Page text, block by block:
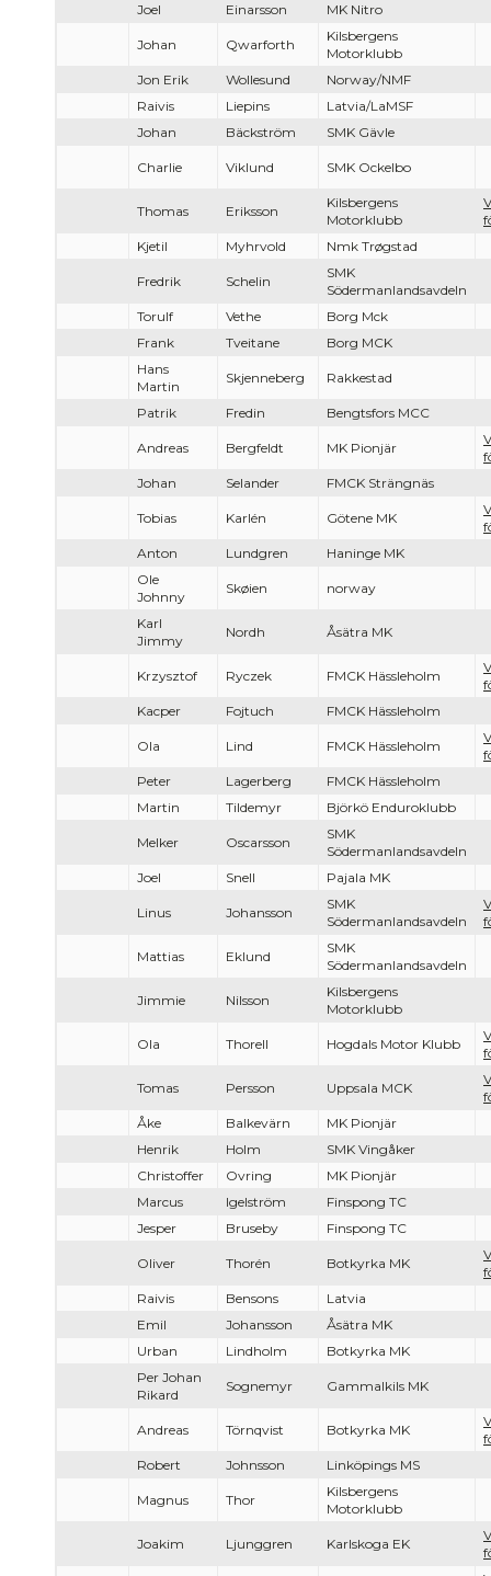
Joel Einarsson MK Nitro
Johan Qwarforth
Kilsbergens
Motorklubb
Jon Erik
Wollesund
Norway/NMF
Raivis
Liepins
Latvia/LaMSF
Johan
Bäckström SMK Gävle
Charlie Viklund SMK Ockelbo
Thomas Eriksson
Kilsbergens
Motorklubb
Kjetil
Myhrvold Nmk Trøgstad
Fredrik Schelin
SMK
Södermanlandsavdeln
Torulf
Vethe
Borg Mck
Frank
Tveitane
Borg MCK
Hans
Martin
Skjenneberg Rakkestad
Patrik Fredin Bengtsfors MCC
Andreas Bergfeldt MK Pionjär
Johan
Selander FMCK Strängnäs
Tobias Karlén Götene MK
Anton
Lundgren
Haninge MK
Ole
Johnny
Skøien norway
Karl
Jimmy
Nordh Åsätra MK
Krzysztof Ryczek FMCK Hässleholm
Kacper
Fojtuch FMCK Hässleholm
Ola Lind FMCK Hässleholm
Peter
Lagerberg
FMCK Hässleholm
Martin
Tildemyr Björkö Enduroklubb
Melker Oscarsson
SMK
Södermanlandsavdeln
Joel
Snell Pajala MK
Linus Johansson
SMK
Södermanlandsavdeln
Mattias Eklund
SMK
Södermanlandsavdeln
Jimmie Nilsson
Kilsbergens
Motorklubb
Ola Thorell Hogdals Motor Klubb
Tomas Persson Uppsala MCK
Åke
Balkevärn
MK Pionjär
Henrik
Holm
SMK Vingåker
Christoffer
Ovring
MK Pionjär
Marcus
Igelström
Finspong TC
Jesper
Bruseby Finspong TC
Oliver Thorén Botkyrka MK
Raivis
Bensons
Latvia
Emil
Johansson
Åsätra MK
Urban
Lindholm
Botkyrka MK
Per Johan
Rikard
Sognemyr Gammalkils MK
Andreas Törnqvist Botkyrka MK
Robert
Johnsson Linköpings MS
Magnus Thor
Kilsbergens
Motorklubb
Joakim Ljunggren Karlskoga EK